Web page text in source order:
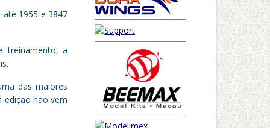
1955 e 3847
treinamento, a
das maiores
edição não vem